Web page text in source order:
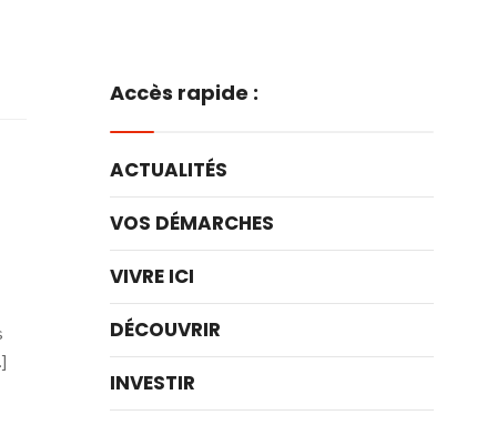
Accès rapide :
ACTUALITÉS
VOS DÉMARCHES
VIVRE ICI
DÉCOUVRIR
INVESTIR